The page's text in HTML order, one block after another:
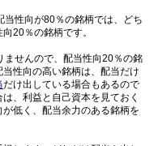
性向が80％の銘柄では、どち
20％の銘柄です。
ませんので、配当性向20％の銘
性向の高い銘柄は、配当だけ
だけ出している場合もあるので
、利益と自己資本を見ておく
低く、配当余力のある銘柄を